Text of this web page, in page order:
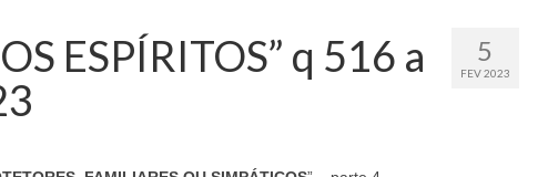
5
FEV 2023
ESPÍRITOS” q 516 a